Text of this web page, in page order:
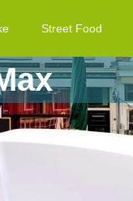
Street Food